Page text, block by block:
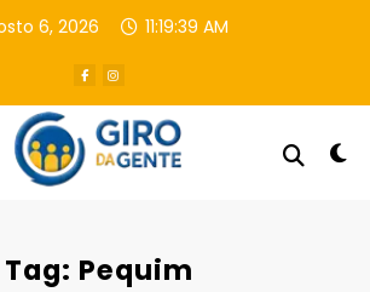
6, 2026 11:19:40 AM
Tag: Pequim